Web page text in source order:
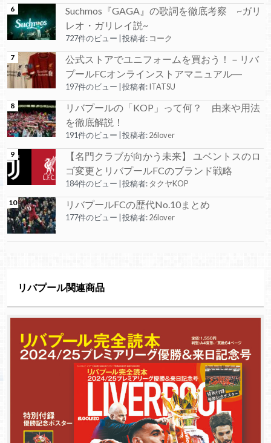
Suchmos『GAGA』の歌詞を徹底考察 ~ガリ
レオ・ガリレイ説~
727件のビュー 投稿者: コーク
公式ストアでユニフォームを買おう！－リバ
プールFCオンラインストアマニュアル―
197件のビュー 投稿者:ITATSU
リバプールの「KOP」って何？ 由来や用法
を徹底解説！
191件のビュー 投稿者:26lover
【名門クラブが向かう未来】 ユベントスのロ
ゴ変更とリバプールFCのブランド戦略
184件のビュー 投稿者: タクヤKOP
リバプールFCの歴代No.10まとめ
177件のビュー 投稿者:26lover
リバプール関連商品